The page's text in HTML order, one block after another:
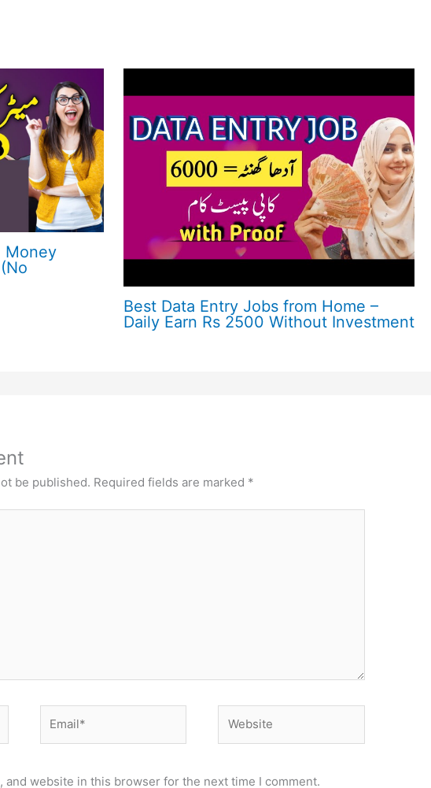
Money
Best Data Entry Jobs from Home –
Daily Earn Rs 2500 Without Investment
be published. Required fields are marked *
and website in this browser for the next time I comment.